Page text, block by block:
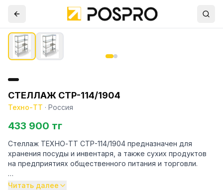
СТЕЛЛАЖ СТР-114/1904
Техно-ТТ · Россия
433 900 тг
Стеллаж ТЕХНО-ТТ СТР-114/1904 предназначен для
хранения посуды и инвентаря, а также сухих продуктов
на предприятиях общественного питания и торговли.
Особенности:
Читать далее